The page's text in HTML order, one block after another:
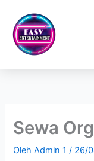
konten
Sewa
OlehAdmin 1/ 26/